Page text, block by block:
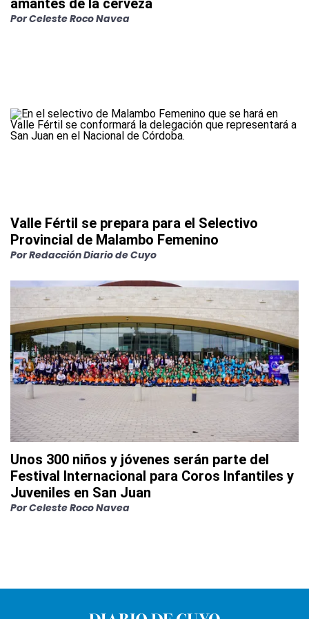
amantes de la cerveza
PorCeleste Roco Navea
Valle Fértil se prepara para el Selectivo
Provincial de Malambo Femenino
PorRedacción Diario de Cuyo
Unos 300 niños y jóvenes serán parte del
Festival Internacional para Coros Infantiles y
Juveniles en San Juan
PorCeleste Roco Navea